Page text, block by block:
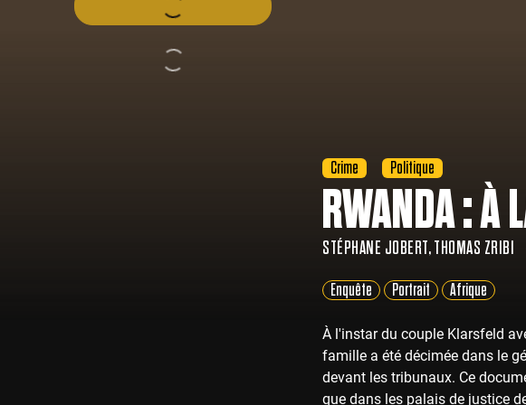
Crime Politique
RWANDA : À
STÉPHANE JOBERT THOMAS ZRIBI
Enquête Portrait Afrique
À l'instar du couple Klarsfeld
famille a été décimée dans le
devant les tribunaux. Ce
que dans les palais de justice